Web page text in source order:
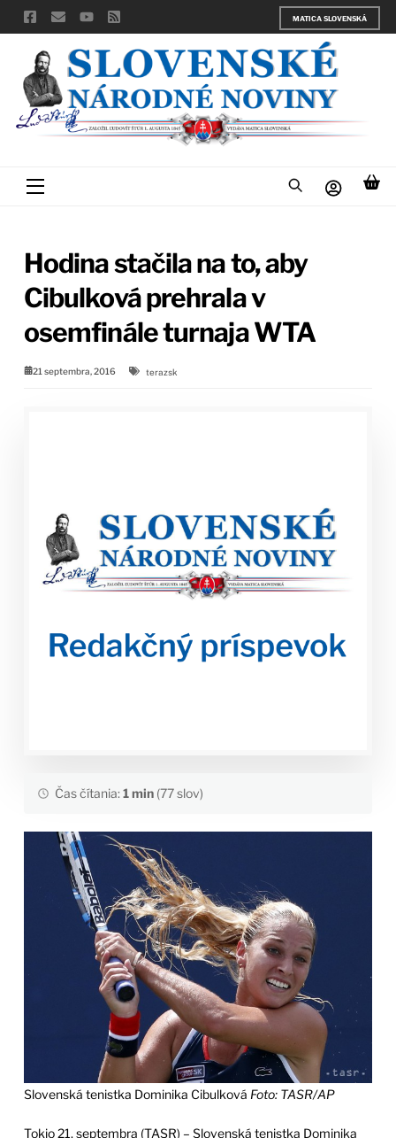
Skip
to
content
MATICA SLOVENSKÁ
Menu
Hodina stačila na to, aby
Cibulková prehrala v
osemfinále turnaja WTA
21 septembra, 2016 terazsk
Čas čítania:1 min(77 slov)
Slovenská tenistka Dominika Cibulková Foto: TASR/AP
Tokio 21. septembra (TASR) – Slovenská tenistka Dominika